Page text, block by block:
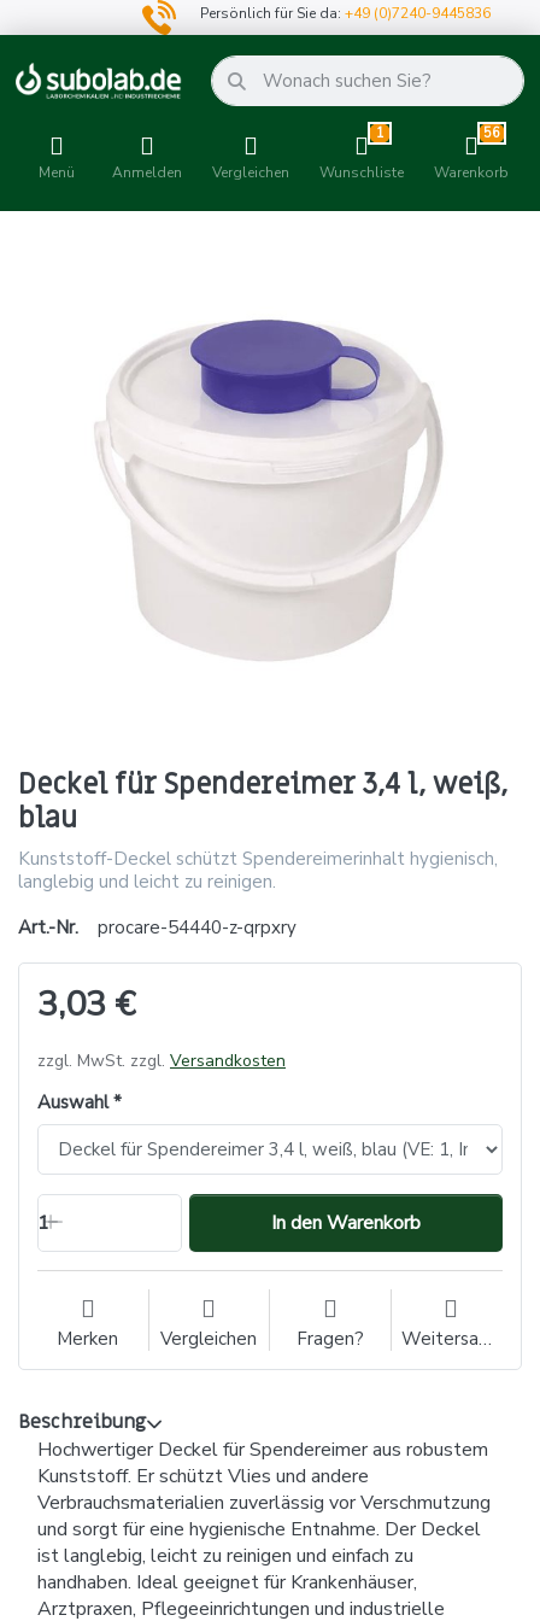
Persönlich für Sie da:+49 (0)7240-9445836
Menü Anmelden Vergleichen
1
Wunschliste
56
Warenkorb
Deckel für Spendereimer 3,4 l, weiß,
blau
Kunststoff-Deckel schützt Spendereimerinhalt hygienisch,
langlebig und leicht zu reinigen.
Art.-Nr.
procare-54440-z-qrpxry
3,03 €
zzgl. MwSt. zzgl. Versandkosten
Auswahl
1 In den Warenkorb
Merken Vergleichen Fragen? Weitersagen
Beschreibung
Hochwertiger Deckel für Spendereimer aus robustem
Kunststoff. Er schützt Vlies und andere
Verbrauchsmaterialien zuverlässig vor Verschmutzung
und sorgt für eine hygienische Entnahme. Der Deckel
ist langlebig, leicht zu reinigen und einfach zu
handhaben. Ideal geeignet für Krankenhäuser,
Arztpraxen, Pflegeeinrichtungen und industrielle